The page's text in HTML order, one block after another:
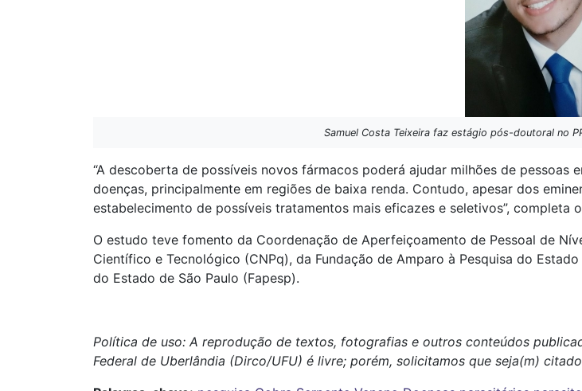
Samuel Costa Teixeira faz estágio pós-doutoral no
“A descoberta de possíveis novos fármacos poderá ajudar milhões de pessoas
doenças, principalmente em regiões de baixa renda. Contudo, apesar dos
estabelecimento de possíveis tratamentos mais eficazes e seletivos”, completa
O estudo teve fomento da Coordenação de Aperfeiçoamento de Pessoal de
Científico e Tecnológico (CNPq), da Fundação de Amparo à Pesquisa do
do Estado de São Paulo (Fapesp).
Política de uso: A reprodução de textos, fotografias e outros conteúdos
Federal de Uberlândia (Dirco/UFU) é livre; porém, solicitamos que seja(m)